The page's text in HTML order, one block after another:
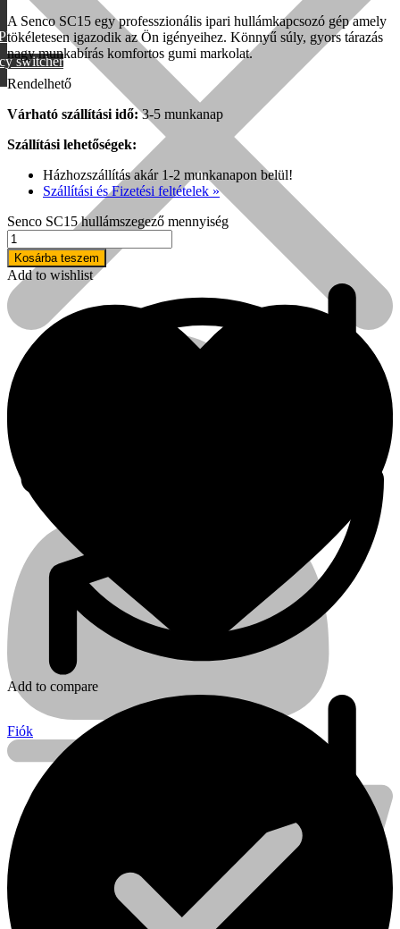
MAX
switcher
Fiók
A Senco SC15 egy professzionális ipari hullámkapcsozó gép amely
tökéletesen igazodik az Ön igényeihez. Könnyű súly, gyors tárazás
nagy munkabírás komfortos gumi markolat.
Rendelhető
Várható szállítási idő:3-5 munkanap
Szállítási lehetőségek:
Házhozszállítás akár 1-2 munkanapon belül!
Szállítási és Fizetési feltételek »
Senco SC15 hullámszegező mennyiség
Kosárba teszem
Add to wishlist
Add to compare